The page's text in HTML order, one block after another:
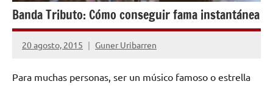
Banda Tributo: Cómo conseguir fama instantánea
20 agosto, 2015 Guner Uribarren
No
comentarios
Para muchas personas, ser un músico famoso o estrella